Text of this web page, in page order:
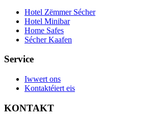
Hotel Zëmmer Sécher
Hotel Minibar
Home Safes
Sécher Kaafen
Service
Iwwert ons
Kontaktéiert eis
KONTAKT